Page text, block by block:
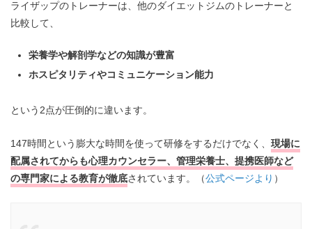
ライザップのトレーナーは、他のダイエットジムのトレーナーと
比較して、
栄養学や解剖学などの知識が豊富
ホスピタリティやコミュニケーション能力
という2点が圧倒的に違います。
147時間という膨大な時間を使って研修をするだけでなく、 現場に
配属されてからも心理カウンセラー、管理栄養士、提携医師など
の専門家による教育が徹底されています。（公式ページより ）